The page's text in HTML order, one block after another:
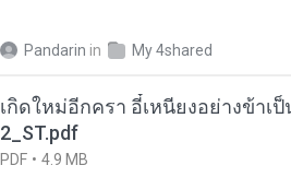
Pandarin in My 4shared
เกิดใหม่อีกครา อี๋เหนียงอย่างข้าเ
2_ST.pdf
PDF 4.9 MB